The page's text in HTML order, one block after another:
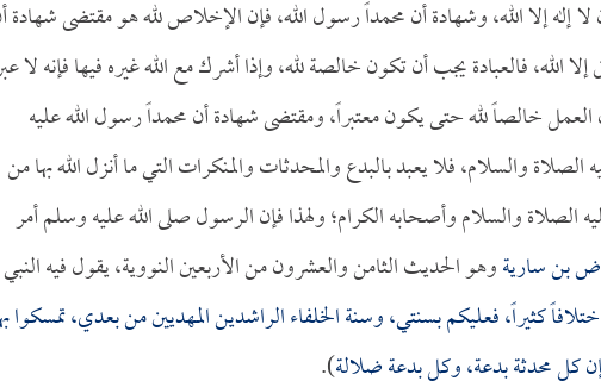
إله إلا الله، وشهادة أن محمداً رسول الله، فإن الإخلاص لله هو مقتضى شهادة
إلا الله، فالعبادة يجب أن تكون خالصة لله، وإذا أشرك مع الله غيره فيها فإنه لا
العمل خالصاً لله حتى يكون معتبراً، ومقتضى شهادة أن محمداً رسول الله عليه
الصلاة والسلام، فلا يعبد بالبدع والمحدثات والمنكرات التي ما أنزل الله بها من
الصلاة والسلام وأصحابه الكرام؛ ولهذا فإن الرسول صلى الله عليه وسلم أمر
بن ساريةوهو الحديث الثامن والعشرون من الأربعين النووية، يقول فيه النبي
كثيراً، فعليكم بسنتي، وسنة الخلفاء الراشدين المهديين من بعدي، تمسكوا
كل محدثة بدعة، وكل بدعة ضلالة).